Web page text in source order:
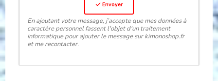
Envoyer
En ajoutant votre message, j’accepte que mes données à
caractère personnel fassent l'objet d'un traitement
informatique pour ajouter le message sur kimonoshop.fr
et me recontacter.